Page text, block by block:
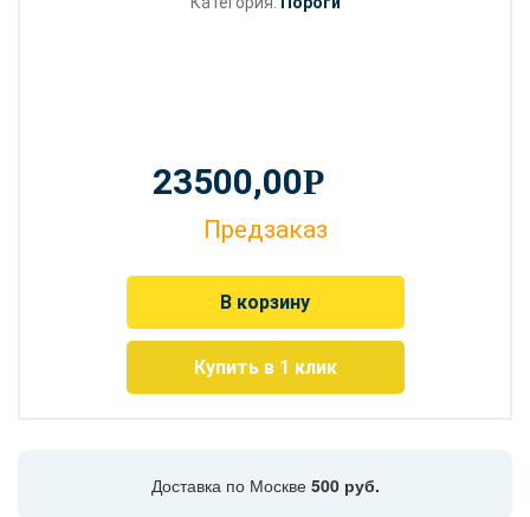
23500,00Р
Предзаказ
В корзину
Купить в 1 клик
Доставка по Москве 500 руб.